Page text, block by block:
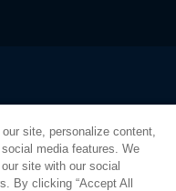
site, personalize content,
media features. We
site with our social
By clicking “Accept All